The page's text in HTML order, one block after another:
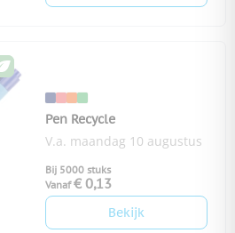
Pen Recycle
V.a. maandag 10 augustus
Bij 5000 stuks
Vanaf € 0,13
Bekijk